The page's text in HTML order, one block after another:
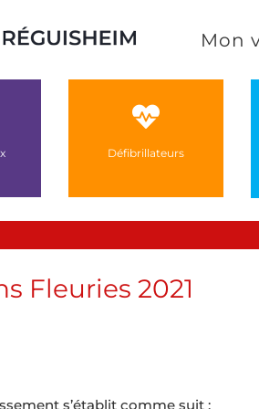
Mon
Défibrillateurs
Fleuries 2021
s’établit comme suit :